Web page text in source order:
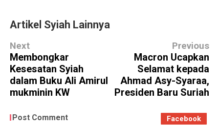
Artikel Syiah Lainnya
Next
Membongkar
Kesesatan Syiah
dalam Buku Ali Amirul
mukminin KW
Previous
Macron Ucapkan
Selamat kepada
Ahmad Asy-Syaraa,
Presiden Baru Suriah
Post Comment Facebook